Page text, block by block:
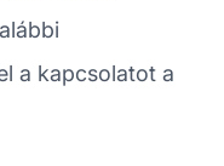
a kapcsolatot a